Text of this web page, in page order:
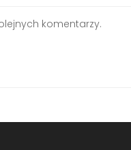
komentarzy.